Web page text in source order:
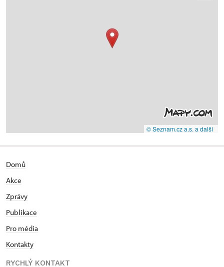
© Seznam.cz a.s. a další
Domů
Akce
Zprávy
Publikace
Pro média
Kontakty
RYCHLÝ KONTAKT